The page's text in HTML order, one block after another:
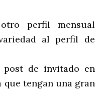
perfil mensual
al perfil de
de invitado en
tengan una gran